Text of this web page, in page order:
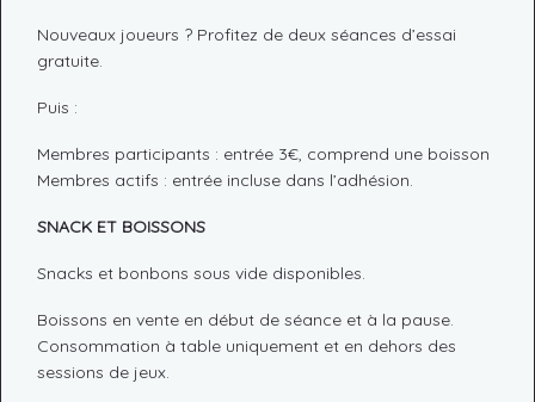
Nouveaux joueurs ? Profitez de deux séances d’essai
gratuite.
Puis :
Membres participants : entrée 3€, comprend une boisson
Membres actifs : entrée incluse dans l’adhésion.
SNACK ET BOISSONS
Snacks et bonbons sous vide disponibles.
Boissons en vente en début de séance et à la pause.
Consommation à table uniquement et en dehors des
sessions de jeux.